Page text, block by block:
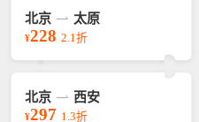
北京 太原
¥228 2.1折
北京 西安
¥297 1.3折